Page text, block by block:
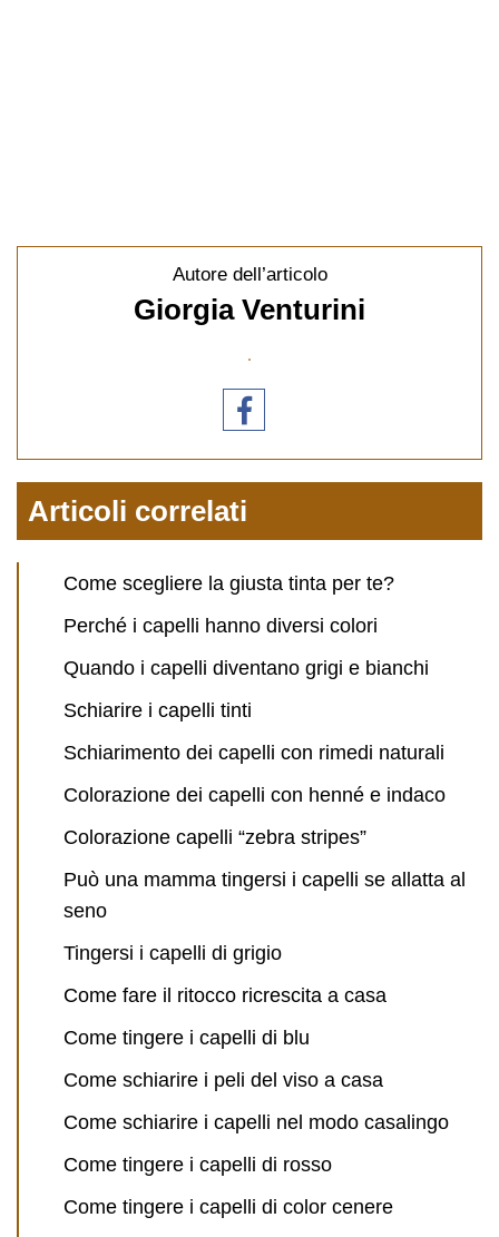
Autore dell’articolo
Giorgia Venturini
Articoli correlati
Come scegliere la giusta tinta per te?
Perché i capelli hanno diversi colori
Quando i capelli diventano grigi e bianchi
Schiarire i capelli tinti
Schiarimento dei capelli con rimedi naturali
Colorazione dei capelli con henné e indaco
Colorazione capelli “zebra stripes”
Può una mamma tingersi i capelli se allatta al
seno
Tingersi i capelli di grigio
Come fare il ritocco ricrescita a casa
Come tingere i capelli di blu
Come schiarire i peli del viso a casa
Come schiarire i capelli nel modo casalingo
Come tingere i capelli di rosso
Come tingere i capelli di color cenere